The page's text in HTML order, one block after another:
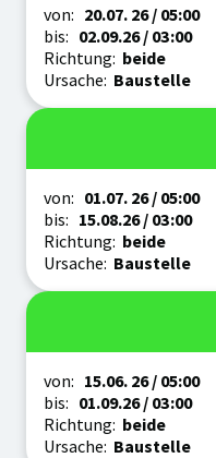
Zeitraum
von: 20.07. 26/ 05:00
bis: 02.09.26/ 03:00
Richtung: beide
Ursache: Baustelle
Zeitraum
von: 01.07. 26/ 05:00
bis: 15.08.26/ 03:00
Richtung: beide
Ursache: Baustelle
Zeitraum
von: 15.06. 26/ 05:00
bis: 01.09.26/ 03:00
Richtung: beide
Ursache: Baustelle